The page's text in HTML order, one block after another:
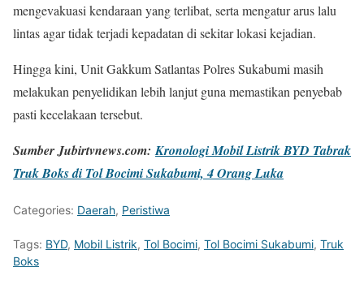
mengevakuasi kendaraan yang terlibat, serta mengatur arus lalu
lintas agar tidak terjadi kepadatan di sekitar lokasi kejadian.
Hingga kini, Unit Gakkum Satlantas Polres Sukabumi masih
melakukan penyelidikan lebih lanjut guna memastikan penyebab
pasti kecelakaan tersebut.
Sumber Jubirtvnews.com:Kronologi Mobil Listrik BYD Tabrak
Truk Boks di Tol Bocimi Sukabumi, 4 Orang Luka
Categories: Daerah, Peristiwa
Tags: BYD, Mobil Listrik, Tol Bocimi, Tol Bocimi Sukabumi, Truk
Boks